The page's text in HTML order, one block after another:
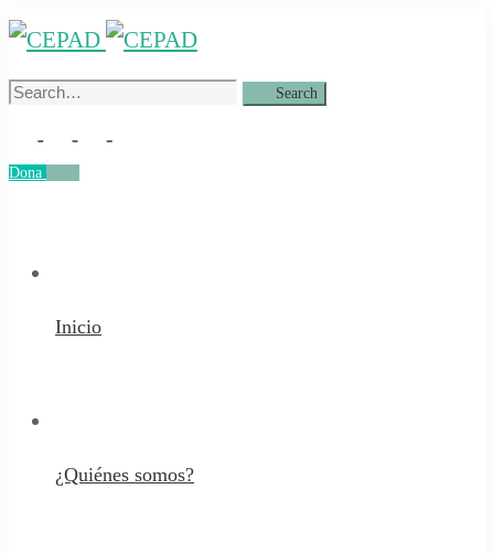
Search
Search
Dona
Inicio
¿Quiénes somos?